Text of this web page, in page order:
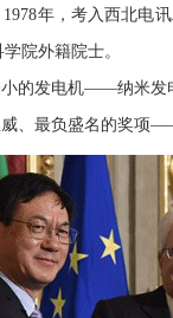
年，考入西北电
院外籍院士。
的发电机——纳米发
、最负盛名的奖项